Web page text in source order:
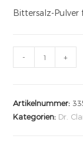
Bittersalz-Pulver
- +
Artikelnummer:
Kategorien: Dr.